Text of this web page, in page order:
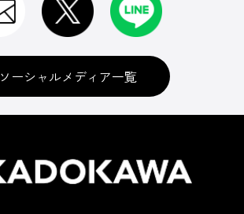
ソーシャルメディア一覧